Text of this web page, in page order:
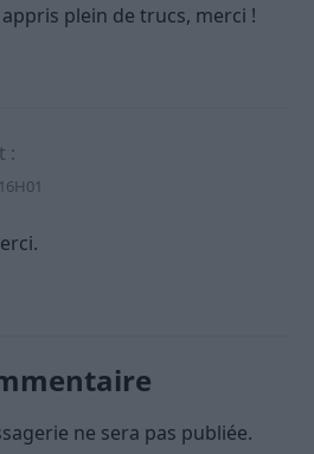
plein de trucs, merci !
:
ne sera pas publiée.